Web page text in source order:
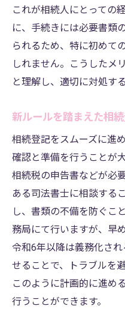
これが相続人にとっての
に、手続きには必要書類
られるため、特に初めて
しれません。こうしたメ
と理解し、適切に対処す
新ルールを踏まえた相
相続登記をスムーズに進
確認と準備を行うことが
相続税の申告書などが必
ある司法書士に相談する
し、書類の不備を防ぐこ
務局にて行いますが、早
令和6年以降は義務化さ
せることで、トラブルを
このように計画的に進め
行うことができます。